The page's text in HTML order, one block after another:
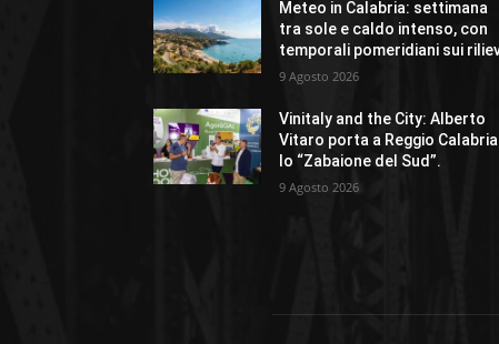
Meteo in Calabria: settimana
tra sole e caldo intenso, con
temporali pomeridiani sui
9 Agosto 2026
Vinitaly and the City: Alberto
Vitaro porta a Reggio Calabria
lo “Zabaione del Sud”.
9 Agosto 2026